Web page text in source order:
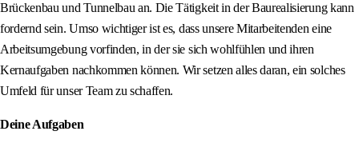
Brückenbau und Tunnelbau an. Die Tätigkeit in der Baurealisierung kann
fordernd sein. Umso wichtiger ist es, dass unsere Mitarbeitenden eine
Arbeitsumgebung vorfinden, in der sie sich wohlfühlen und ihren
Kernaufgaben nachkommen können. Wir setzen alles daran, ein solches
Umfeld für unser Team zu schaffen.
Deine Aufgaben